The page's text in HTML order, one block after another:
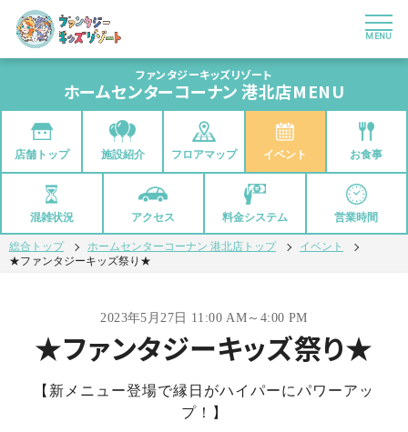
MENU
ファンタジーキッズリゾート
ホームセンターコーナン 港北店MENU
店舗トップ 施設紹介 フロアマップ イベント お食事
混雑状況 アクセス 料金システム 営業時間
総合トップ ホームセンターコーナン 港北店トップ
イベント
★ファンタジーキッズ祭り★
2023年5月27日 11:00 AM～4:00 PM
★ファンタジーキッズ祭り★
【新メニュー登場で縁日がハイパーにパワーアッ
プ！】